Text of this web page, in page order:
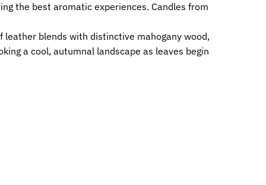
the best aromatic experiences. Candles from
leather blends with distinctive mahogany wood,
a cool, autumnal landscape as leaves begin